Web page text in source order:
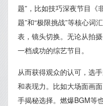
题”，比如技巧深夜节目《
题”和“极限挑战”等核心词
表，镜头切换。无论从拍
一档成功的综艺节目。
从而获得观众的认可，选
和表现力。比如大场面画
手揭秘选择。燃爆BGM等